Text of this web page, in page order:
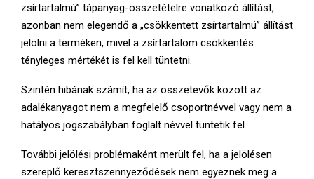
zsírtartalmú” tápanyag-összetételre vonatkozó állítást,
azonban nem elegendő a „csökkentett zsírtartalmú” állítást
jelölni a terméken, mivel a zsírtartalom csökkentés
tényleges mértékét is fel kell tüntetni.
Szintén hibának számít, ha az összetevők között az
adalékanyagot nem a megfelelő csoportnévvel vagy nem a
hatályos jogszabályban foglalt névvel tüntetik fel.
További jelölési problémaként merült fel, ha a jelölésen
szereplő keresztszennyeződések nem egyeznek meg a